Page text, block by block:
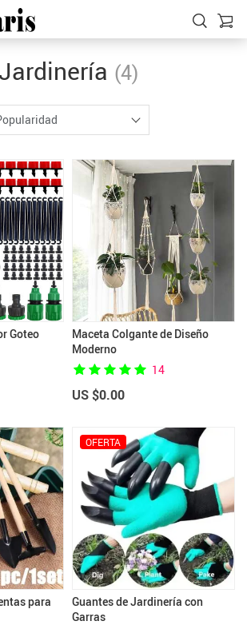
Jardinería (4)
Goteo
Maceta Colgante de Diseño
Moderno
14
US $0.00
para
Guantes de Jardinería con
Garras
OFERTA